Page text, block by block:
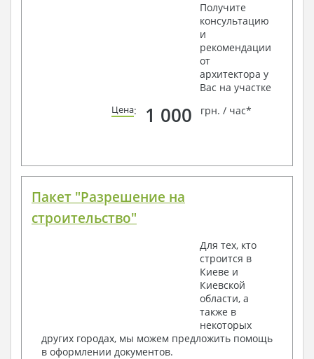
Получите
консультацию
и
рекомендации
от
архитектора у
Вас на участке
Цена: 1 000 грн. / час*
Пакет "Разрешение на
строительство"
Для тех, кто
строится в
Киеве и
Киевской
области, а
также в
некоторых
других городах, мы можем предложить помощь
в оформлении документов.